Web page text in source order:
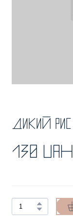
Дикий рис
130 UAH